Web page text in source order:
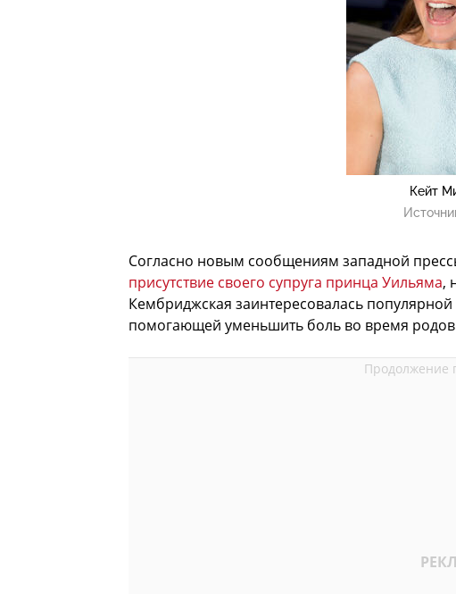
Кейт
Согласно новым сообщениям западной
присутствие своего супруга принца Уильяма,
Кембриджская заинтересовалась
помогающей уменьшить боль во время